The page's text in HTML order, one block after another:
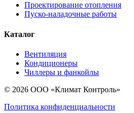
Проектирование отопления
Пуско-наладочные работы
Каталог
Вентиляция
Кондиционеры
Чиллеры и фанкойлы
© 2026 ООО «Климат Контроль»
Политика конфиденциальности